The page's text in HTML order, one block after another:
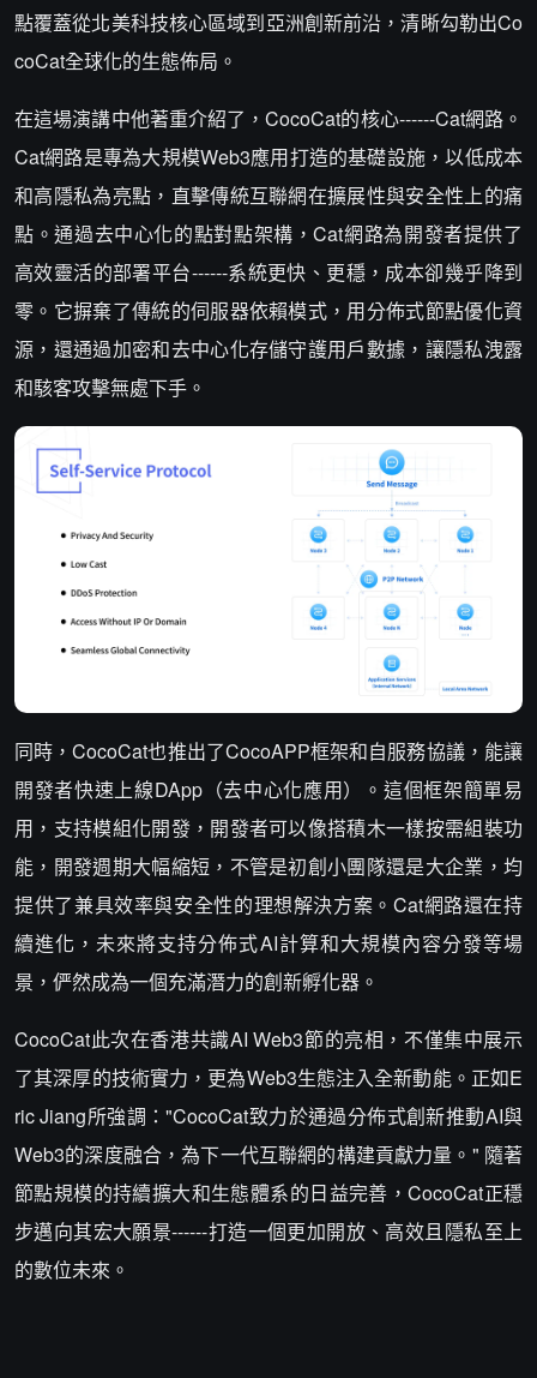
點覆蓋從北美科技核心區域到亞洲創新前沿，清晰勾勒出Co
coCat全球化的生態佈局。
在這場演講中他著重介紹了，CocoCat的核心------Cat網路。
Cat網路是專為大規模Web3應用打造的基礎設施，以低成本
和高隱私為亮點，直擊傳統互聯網在擴展性與安全性上的痛
點。通過去中心化的點對點架構，Cat網路為開發者提供了
高效靈活的部署平台------系統更快、更穩，成本卻幾乎降到
零。它摒棄了傳統的伺服器依賴模式，用分佈式節點優化資
源，還通過加密和去中心化存儲守護用戶數據，讓隱私洩露
和駭客攻擊無處下手。
同時，CocoCat也推出了CocoAPP框架和自服務協議，能讓
開發者快速上線DApp（去中心化應用）。這個框架簡單易
用，支持模組化開發，開發者可以像搭積木一樣按需組裝功
能，開發週期大幅縮短，不管是初創小團隊還是大企業，均
提供了兼具效率與安全性的理想解決方案。Cat網路還在持
續進化，未來將支持分佈式AI計算和大規模內容分發等場
景，俨然成為一個充滿潛力的創新孵化器。
CocoCat此次在香港共識AI Web3節的亮相，不僅集中展示
了其深厚的技術實力，更為Web3生態注入全新動能。正如E
ric Jiang所強調："CocoCat致力於通過分佈式創新推動AI與
Web3的深度融合，為下一代互聯網的構建貢獻力量。" 隨著
節點規模的持續擴大和生態體系的日益完善，CocoCat正穩
步邁向其宏大願景------打造一個更加開放、高效且隱私至上
的數位未來。